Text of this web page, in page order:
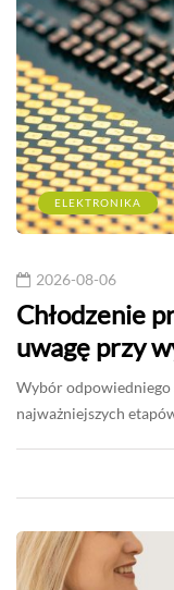
ELEKTRONIKA
2026-08-06
Chłodzenie
uwagę przy
Wybór odpowiedniego
najważniejszych